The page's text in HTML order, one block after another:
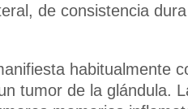
de consistencia
habitualmente
tumor de la glándula.